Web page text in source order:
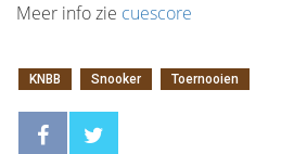
Meer info zie cuescore
KNBB Snooker Toernooien